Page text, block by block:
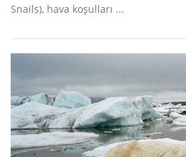
Snails), hava koşulları ...